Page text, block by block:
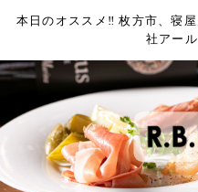
本日のオススメ‼︎ 枚方市、寝
社アー